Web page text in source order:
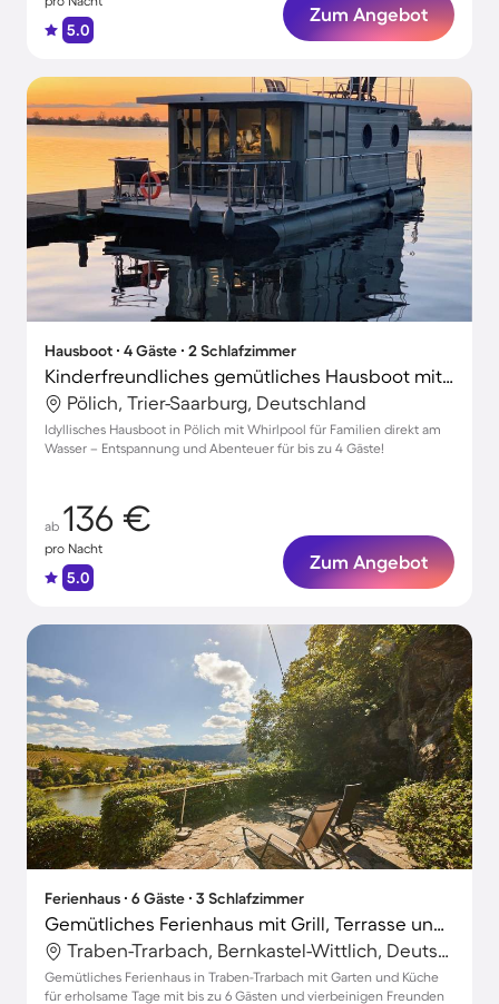
5.0
Zum Angebot
Hausboot ∙ 4 Gäste ∙ 2 Schlafzimmer
Kinderfreundliches gemütliches Hausboot mit Terrasse
Pölich, Trier-Saarburg, Deutschland
Idyllisches Hausboot in Pölich mit Whirlpool für Familien direkt am
Wasser – Entspannung und Abenteuer für bis zu 4 Gäste!
ab 136 €
pro Nacht
5.0
Zum Angebot
Ferienhaus ∙ 6 Gäste ∙ 3 Schlafzimmer
Gemütliches Ferienhaus mit Grill, Terrasse und Garten | Haustiere erlaubt
Traben-Trarbach, Bernkastel-Wittlich, Deutschland
Gemütliches Ferienhaus in Traben-Trarbach mit Garten und Küche
für erholsame Tage mit bis zu 6 Gästen und vierbeinigen Freunden